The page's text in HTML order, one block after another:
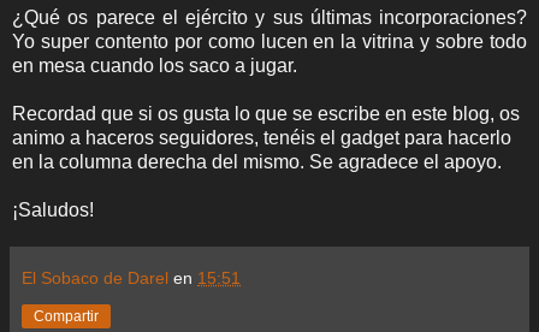
¿Qué os parece el ejército y sus últimas incorporaciones?
Yo super contento por como lucen en la vitrina y sobre todo
en mesa cuando los saco a jugar.
Recordad que si os gusta lo que se escribe en este blog, os
animo a haceros seguidores, tenéis el gadget para hacerlo
en la columna derecha del mismo. Se agradece el apoyo.
¡Saludos!
El Sobaco de Darel en 15:51
Compartir